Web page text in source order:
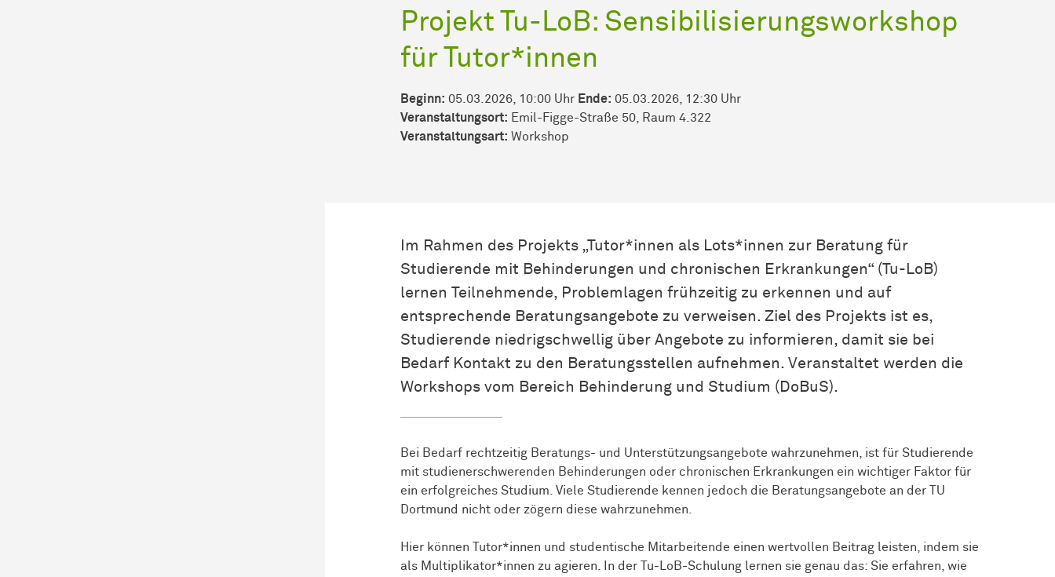
Projekt Tu-LoB: Sensibilisierungsworkshop
für Tutor*innen
Beginn: 05.03.2026, 10:00 Uhr Ende: 05.03.2026, 12:30 Uhr
Veranstaltungsort: Emil-Figge-Straße 50, Raum 4.322
Veran­stal­tungs­art: Workshop
Im Rahmen des Projekts „Tutor*innen als Lots*innen zur Beratung für
Studierende mit Behinderungen und chronischen Erkrankungen“ (Tu-LoB)
lernen Teilnehmende, Problemlagen frühzeitig zu erkennen und auf
entsprechende Beratungsangebote zu verweisen. Ziel des Projekts ist es,
Studierende niedrigschwellig über Angebote zu informieren, damit sie bei
Bedarf Kontakt zu den Beratungsstellen aufnehmen. Veranstaltet werden die
Workshops vom Bereich Behinderung und Studium (DoBuS).
Bei Bedarf rechtzeitig Beratungs- und Unterstützungsangebote wahrzunehmen, ist für Studierende
mit studienerschwerenden Behinderungen oder chronischen Erkrankungen ein wichtiger Faktor für
ein erfolgreiches Studium. Viele Studierende kennen jedoch die Beratungsangebote an der TU
Dortmund nicht oder zögern diese wahrzunehmen.
Hier können Tutor*innen und studentische Mitarbeitende einen wertvollen Beitrag leisten, indem sie
als Multiplikator*innen zu agieren. In der Tu-LoB-Schulung lernen sie genau das: Sie erfahren, wie